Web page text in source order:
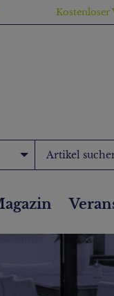
Kostenloser